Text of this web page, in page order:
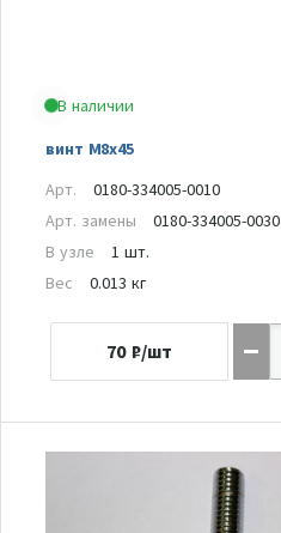
В наличии
винт М8х45
Арт.
0180-334005-0010
Арт. замены
0180-334005-0030
В узле
1 шт.
Вес
0.013 кг
70 ₽/шт